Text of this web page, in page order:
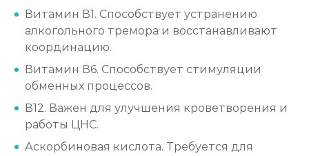
Лечение алкоголизма в стационаре (сутки)
Лечение пивного алкоголизма
от 3 500 ₽/сутки Записаться
Лечение винного алкоголизма
Витамин В1. Способствует устранению
алкогольного тремора и восстанавливают
координацию.
Витамин В6. Способствует стимуляции
обменных процессов.
В12. Важен для улучшения кроветворения и
работы ЦНС.
Аскорбиновая кислота. Требуется для